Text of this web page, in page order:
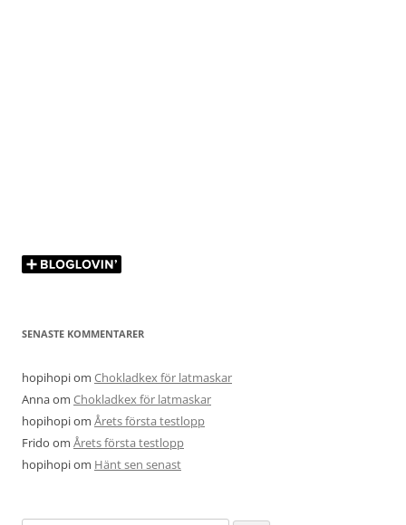
SENASTE KOMMENTARER
hopihopiom Chokladkex för latmaskar
Annaom Chokladkex för latmaskar
hopihopiom Årets första testlopp
Frido om Årets första testlopp
hopihopiom Hänt sen senast